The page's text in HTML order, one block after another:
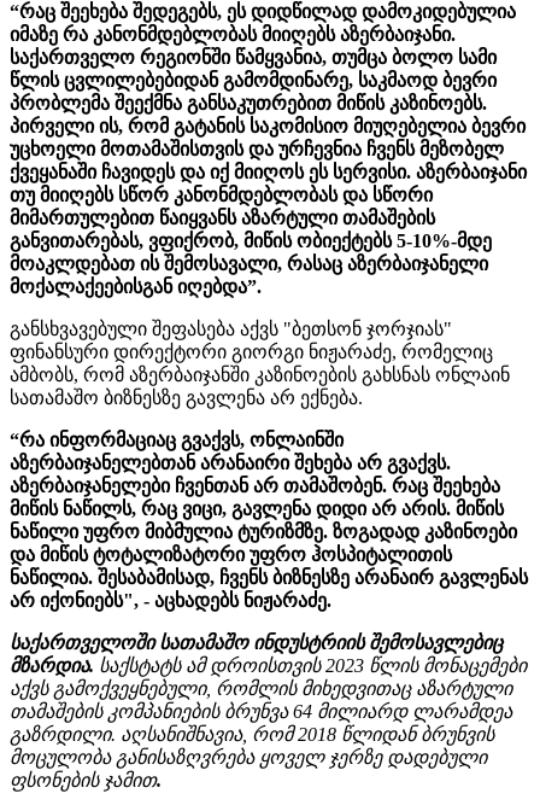
“რაც შეეხება შედეგებს, ეს დიდწილად დამოკიდებულია
იმაზე რა კანონმდებლობას მიიღებს აზერბაიჯანი.
საქართველო რეგიონში წამყვანია, თუმცა ბოლო სამი
წლის ცვლილებებიდან გამომდინარე, საკმაოდ ბევრი
პრობლემა შეექმნა განსაკუთრებით მიწის კაზინოებს.
პირველი ის, რომ გატანის საკომისიო მიუღებელია ბევრი
უცხოელი მოთამაშისთვის და ურჩევნია ჩვენს მეზობელ
ქვეყანაში ჩავიდეს და იქ მიიღოს ეს სერვისი. აზერბაიჯანი
თუ მიიღებს სწორ კანონმდებლობას და სწორი
მიმართულებით წაიყვანს აზარტული თამაშების
განვითარებას, ვფიქრობ, მიწის ობიექტებს 5-10%-მდე
მოაკლდებათ ის შემოსავალი, რასაც აზერბაიჯანელი
მოქალაქეებისგან იღებდა”.
განსხვავებული შეფასება აქვს "ბეთსონ ჯორჯიას"
ფინანსური დირექტორი გიორგი ნიჟარაძე, რომელიც
ამბობს, რომ აზერბაიჯანში კაზინოების გახსნას ონლაინ
სათამაშო ბიზნესზე გავლენა არ ექნება.
“რა ინფორმაციაც გვაქვს, ონლაინში
აზერბაიჯანელებთან არანაირი შეხება არ გვაქვს.
აზერბაიჯანელები ჩვენთან არ თამაშობენ. რაც შეეხება
მიწის ნაწილს, რაც ვიცი, გავლენა დიდი არ არის. მიწის
ნაწილი უფრო მიბმულია ტურიზმზე. ზოგადად კაზინოები
და მიწის ტოტალიზატორი უფრო ჰოსპიტალითის
ნაწილია. შესაბამისად, ჩვენს ბიზნესზე არანაირ გავლენას
არ იქონიებს", - აცხადებს ნიჟარაძე.
საქართველოში სათამაშო ინდუსტრიის შემოსავლებიც
მზარდია. საქსტატს ამ დროისთვის 2023 წლის მონაცემები
აქვს გამოქვეყნებული, რომლის მიხედვითაც აზარტული
თამაშების კომპანიების ბრუნვა 64 მილიარდ ლარამდეა
გაზრდილი. აღსანიშნავია, რომ 2018 წლიდან ბრუნვის
მოცულობა განისაზღვრება ყოველ ჯერზე დადებული
ფსონების ჯამით.